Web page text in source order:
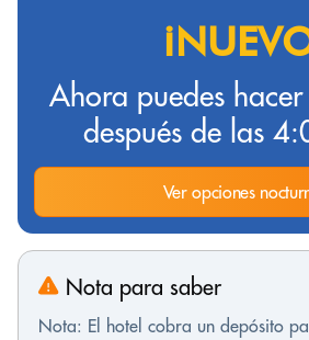
Ahora puedes
después de las
Ver opciones
Nota para saber
Nota: El hotel cobra un depósito